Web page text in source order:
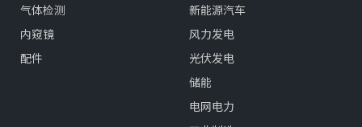
气体检测
内窥镜
配件
新能源汽车
风力发电
光伏发电
储能
电网电力